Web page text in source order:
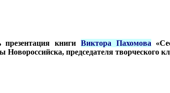
книги Виктора Пахомова
Новороссийска, председателя творческого